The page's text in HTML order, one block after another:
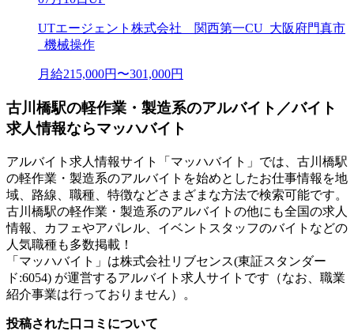
UTエージェント株式会社 関西第一CU_大阪府門真市
_機械操作
月給215,000円〜301,000円
古川橋駅の軽作業・製造系のアルバイト／バイト
求人情報ならマッハバイト
アルバイト求人情報サイト「マッハバイト」では、古川橋駅
の軽作業・製造系のアルバイトを始めとしたお仕事情報を地
域、路線、職種、特徴などさまざまな方法で検索可能です。
古川橋駅の軽作業・製造系のアルバイトの他にも全国の求人
情報、カフェやアパレル、イベントスタッフのバイトなどの
人気職種も多数掲載！
「マッハバイト」は株式会社リブセンス(東証スタンダー
ド:6054) が運営するアルバイト求人サイトです（なお、職業
紹介事業は行っておりません）。
投稿された口コミについて